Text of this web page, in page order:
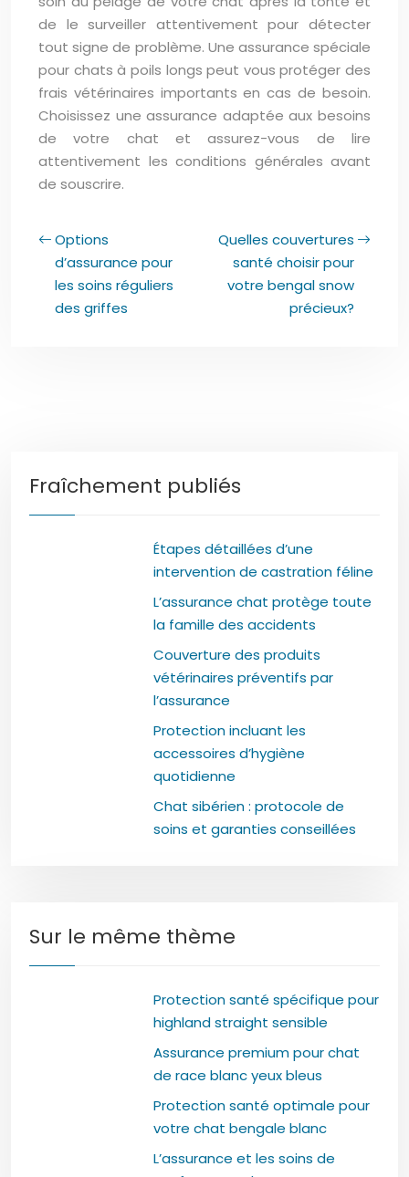
de le surveiller attentivement pour détecter
tout signe de problème. Une assurance spéciale
pour chats à poils longs peut vous protéger des
frais vétérinaires importants en cas de besoin.
Choisissez une assurance adaptée aux besoins
de votre chat et assurez-vous de lire
attentivement les conditions générales avant
de souscrire.
Options
d’assurance pour
les soins réguliers
des griffes
Quelles couvertures
santé choisir pour
votre bengal snow
précieux?
Fraîchement publiés
Étapes détaillées d’une
intervention de castration féline
L’assurance chat protège toute
la famille des accidents
Couverture des produits
vétérinaires préventifs par
l’assurance
Protection incluant les
accessoires d’hygiène
quotidienne
Chat sibérien : protocole de
soins et garanties conseillées
Sur le même thème
Protection santé spécifique pour
highland straight sensible
Assurance premium pour chat
de race blanc yeux bleus
Protection santé optimale pour
votre chat bengale blanc
L’assurance et les soins de